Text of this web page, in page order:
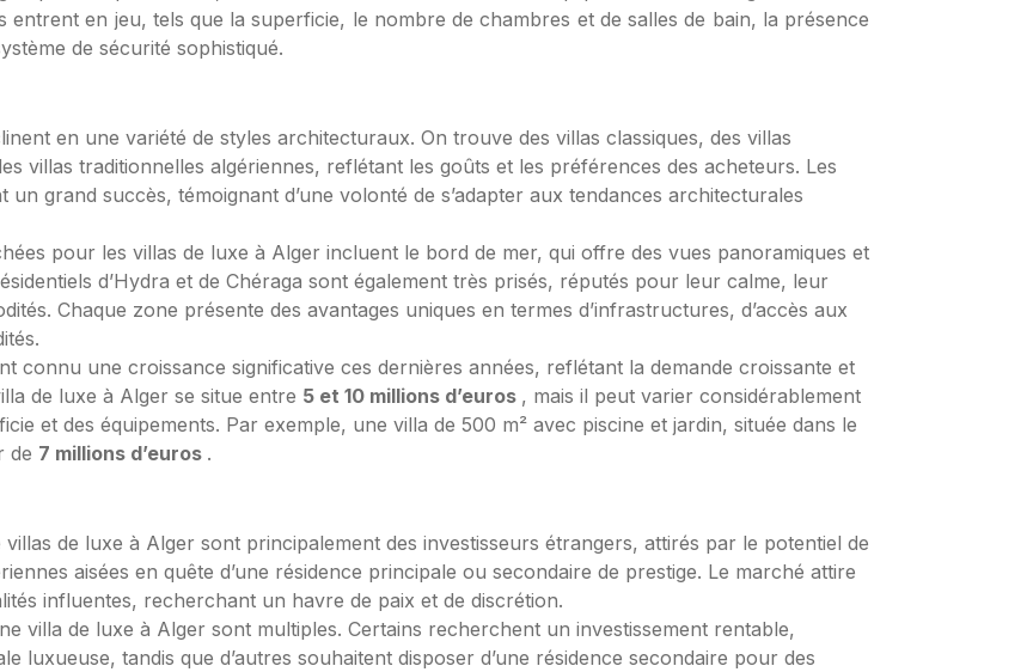
en jeu, tels que la superficie, le nombre de chambres et de salles de bain, la présence
de sécurité sophistiqué.
en une variété de styles architecturaux. On trouve des villas classiques, des villas
villas traditionnelles algériennes, reflétant les goûts et les préférences des acheteurs. Les
grand succès, témoignant d’une volonté de s’adapter aux tendances architecturales
pour les villas de luxe à Alger incluent le bord de mer, qui offre des vues panoramiques et
d’Hydra et de Chéraga sont également très prisés, réputés pour leur calme, leur
Chaque zone présente des avantages uniques en termes d’infrastructures, d’accès aux
connu une croissance significative ces dernières années, reflétant la demande croissante et
de luxe à Alger se situe entre 5 et 10 millions d’euros , mais il peut varier considérablement
et des équipements. Par exemple, une villa de 500 m² avec piscine et jardin, située dans le
de 7 millions d’euros .
villas de luxe à Alger sont principalement des investisseurs étrangers, attirés par le potentiel de
aisées en quête d’une résidence principale ou secondaire de prestige. Le marché attire
influentes, recherchant un havre de paix et de discrétion.
villa de luxe à Alger sont multiples. Certains recherchent un investissement rentable,
luxueuse, tandis que d’autres souhaitent disposer d’une résidence secondaire pour des